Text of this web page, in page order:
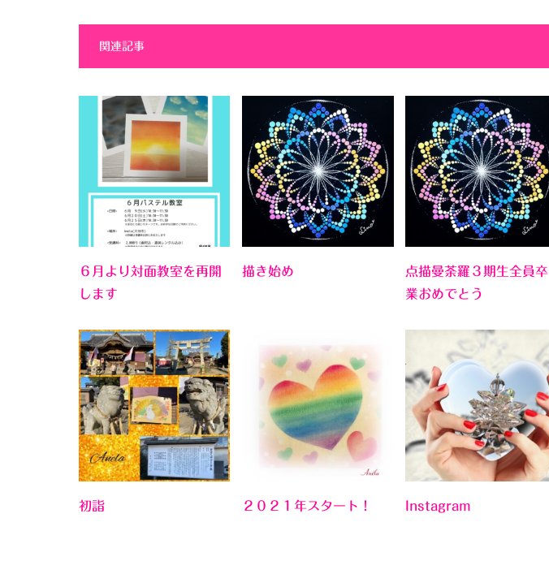
関連記事
６月より対面教室を再開
します
描き始め
点描曼荼羅３期生全員卒
業おめでとう
初詣 ２０２１年スタート！ Instagram